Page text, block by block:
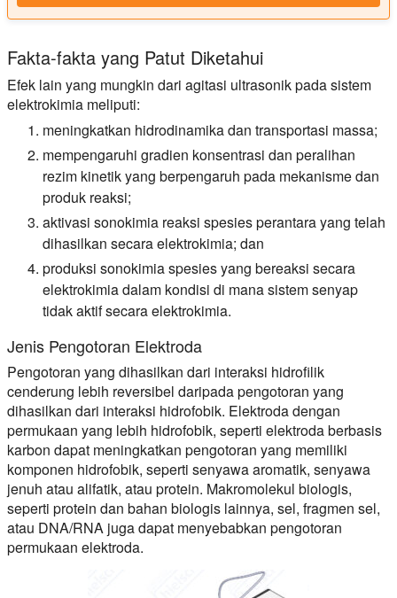
Fakta-fakta yang Patut Diketahui
Efek lain yang mungkin dari agitasi ultrasonik pada sistem
elektrokimia meliputi:
meningkatkan hidrodinamika dan transportasi massa;
mempengaruhi gradien konsentrasi dan peralihan
rezim kinetik yang berpengaruh pada mekanisme dan
produk reaksi;
aktivasi sonokimia reaksi spesies perantara yang telah
dihasilkan secara elektrokimia; dan
produksi sonokimia spesies yang bereaksi secara
elektrokimia dalam kondisi di mana sistem senyap
tidak aktif secara elektrokimia.
Jenis Pengotoran Elektroda
Pengotoran yang dihasilkan dari interaksi hidrofilik
cenderung lebih reversibel daripada pengotoran yang
dihasilkan dari interaksi hidrofobik. Elektroda dengan
permukaan yang lebih hidrofobik, seperti elektroda berbasis
karbon dapat meningkatkan pengotoran yang memiliki
komponen hidrofobik, seperti senyawa aromatik, senyawa
jenuh atau alifatik, atau protein. Makromolekul biologis,
seperti protein dan bahan biologis lainnya, sel, fragmen sel,
atau DNA/RNA juga dapat menyebabkan pengotoran
permukaan elektroda.